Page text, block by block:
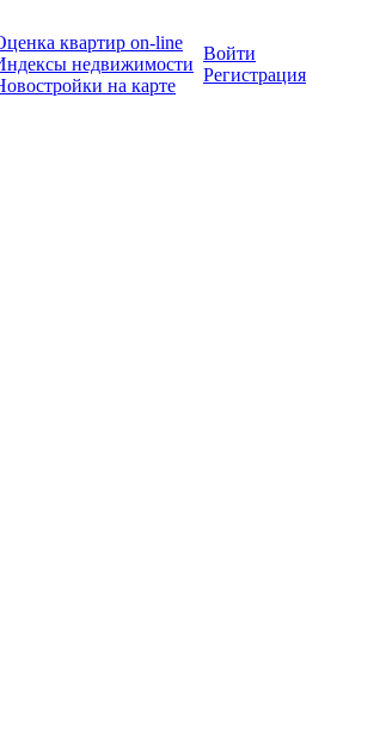
квартир on-line
недвижимости
на карте
Войти
Регистрация